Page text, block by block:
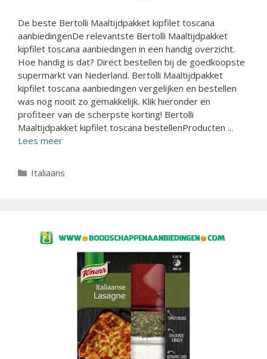
De beste Bertolli Maaltijdpakket kipfilet toscana
aanbiedingenDe relevantste Bertolli Maaltijdpakket
kipfilet toscana aanbiedingen in een handig overzicht.
Hoe handig is dat? Direct bestellen bij de goedkoopste
supermarkt van Nederland. Bertolli Maaltijdpakket
kipfilet toscana aanbiedingen vergelijken en bestellen
was nog nooit zo gemakkelijk. Klik hieronder en
profiteer van de scherpste korting! Bertolli
Maaltijdpakket kipfilet toscana bestellenProducten ...
Lees meer
Categorieën
Italiaans